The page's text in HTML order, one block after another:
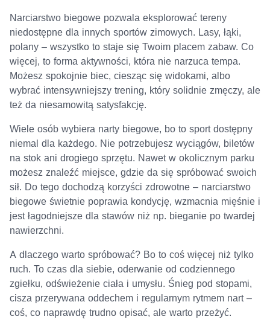
Narciarstwo biegowe pozwala eksplorować tereny
niedostępne dla innych sportów zimowych. Lasy, łąki,
polany – wszystko to staje się Twoim placem zabaw. Co
więcej, to forma aktywności, która nie narzuca tempa.
Możesz spokojnie biec, ciesząc się widokami, albo
wybrać intensywniejszy trening, który solidnie zmęczy, ale
też da niesamowitą satysfakcję.
Wiele osób wybiera narty biegowe, bo to sport dostępny
niemal dla każdego. Nie potrzebujesz wyciągów, biletów
na stok ani drogiego sprzętu. Nawet w okolicznym parku
możesz znaleźć miejsce, gdzie da się spróbować swoich
sił. Do tego dochodzą korzyści zdrowotne – narciarstwo
biegowe świetnie poprawia kondycję, wzmacnia mięśnie i
jest łagodniejsze dla stawów niż np. bieganie po twardej
nawierzchni.
A dlaczego warto spróbować? Bo to coś więcej niż tylko
ruch. To czas dla siebie, oderwanie od codziennego
zgiełku, odświeżenie ciała i umysłu. Śnieg pod stopami,
cisza przerywana oddechem i regularnym rytmem nart –
coś, co naprawdę trudno opisać, ale warto przeżyć.